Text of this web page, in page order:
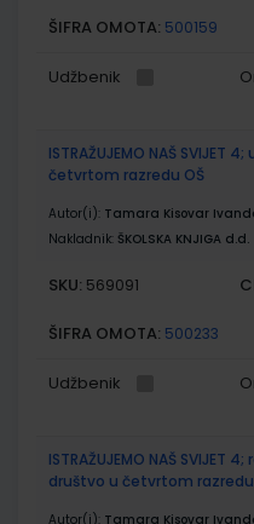
ŠIFRA OMOTA: 500159
Udžbenik
ISTRAŽUJEMO NAŠ SVIJET
četvrtom razredu OŠ
Autor(i): Tamara Kisovar
Nakladnik: ŠKOLSKA KNJIGA d.d.
SKU: 569091
ŠIFRA OMOTA: 500233
Udžbenik
ISTRAŽUJEMO NAŠ SVIJET
društvo u četvrtom
Autor(i): Tamara Kisovar